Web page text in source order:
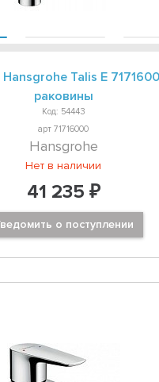
Talis E
раковины
Код: 54443
арт 71716000
Hansgrohe
Нет в наличии
41 235 ₽
о поступлении